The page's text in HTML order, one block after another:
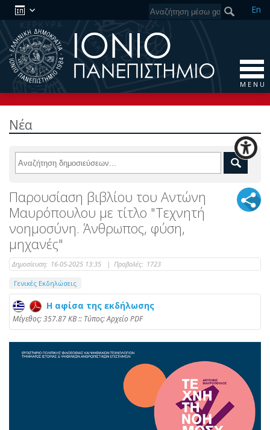
En
M E N U
Νέα
Παρουσίαση βιβλίου του Αντώνη
Μαυρόπουλου με τίτλο "Τεχνητή
νοημοσύνη. Άνθρωπος, φύση,
μηχανές"
Δημοσίευση: 16-05-2025 13:35 | Προβολές: 1723
Γενικές Εκδηλώσεις
Η αφίσα της εκδήλωσης
Mέγεθος: 357.87 KB :: Τύπος: Αρχείο PDF